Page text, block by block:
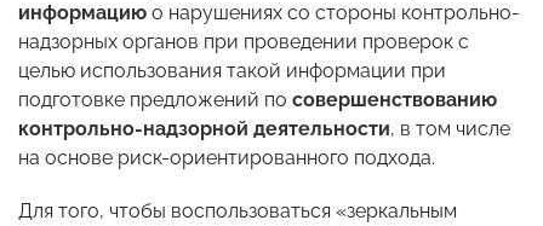
информацию о нарушениях со стороны контрольно-
надзорных органов при проведении проверок с
целью использования такой информации при
подготовке предложений по совершенствованию
контрольно-надзорной деятельности, в том числе
на основе риск-ориентированного подхода.
Для того, чтобы воспользоваться «зеркальным